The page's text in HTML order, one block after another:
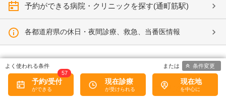
予約ができる病院・クリニックを探す(通町筋駅)
各都道府県の休日・夜間診療、救急、当番医情報
病院なび
からのアンケートにご協力ください。
予約/受付
57
現在診療 現在地
条件変更